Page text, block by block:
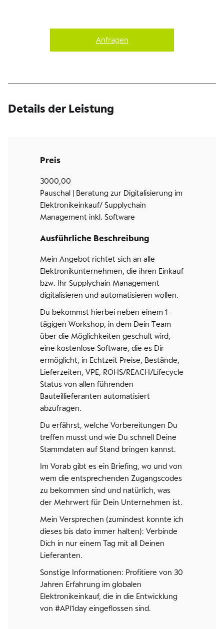
Anfragen
Details der Leistung
Preis
3000,00
Pauschal | Beratung zur Digitalisierung im
Elektronikeinkauf/ Supplychain
Management inkl. Software
Ausführliche Beschreibung
Mein Angebot richtet sich an alle
Elektronikunternehmen, die ihren Einkauf
bzw. Ihr Supplychain Management
digitalisieren und automatisieren wollen.
Du bekommst hierbei neben einem 1-
tägigen Workshop, in dem Dein Team
über die Möglichkeiten geschult wird,
eine kostenlose Software, die es Dir
ermöglicht, in Echtzeit Preise, Bestände,
Lieferzeiten, VPE, ROHS/REACH/Lifecycle
Status von allen führenden
Bauteillieferanten automatisiert
abzufragen.
Du erfährst, welche Vorbereitungen Du
treffen musst und wie Du schnell Deine
Stammdaten auf Stand bringen kannst.
Im Vorab gibt es ein Briefing, wo und von
wem die entsprechenden Zugangscodes
zu bekommen sind und natürlich, was
der Mehrwert für Dein Unternehmen ist.
Mein Versprechen (zumindest konnte ich
dieses bis dato immer halten): Verbinde
Dich in nur einem Tag mit all Deinen
Lieferanten.
Sonstige Informationen: Profitiere von 30
Jahren Erfahrung im globalen
Elektronikeinkauf, die in die Entwicklung
von #API1day eingeflossen sind.